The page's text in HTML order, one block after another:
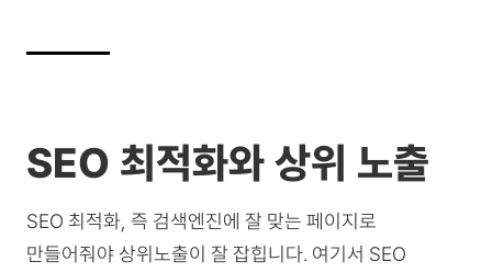
SEO 최적화와 상위 노출
SEO 최적화, 즉 검색엔진에 잘 맞는 페이지로
만들어줘야 상위노출이 잘 잡힙니다. 여기서 SEO